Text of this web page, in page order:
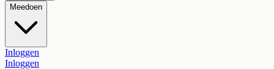
Meedoen
Inloggen
Inloggen